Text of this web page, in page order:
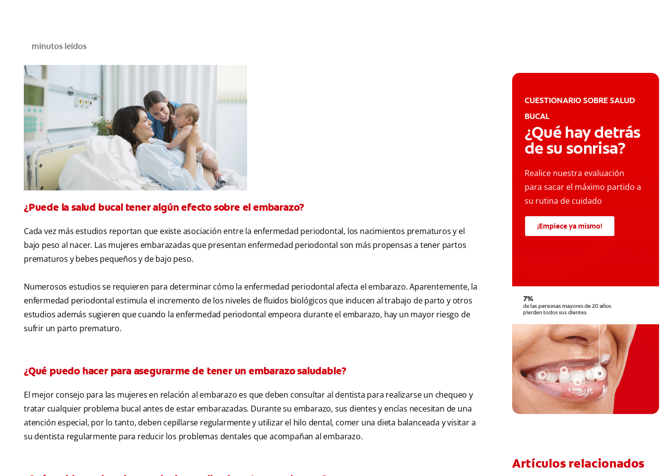
minutos leídos
¿Puede la salud bucal tener algún efecto sobre el embarazo?
Cada vez más estudios reportan que existe asociación entre la enfermedad periodontal, los nacimientos prematuros y el
bajo peso al nacer. Las mujeres embarazadas que presentan enfermedad periodontal son más propensas a tener partos
prematuros y bebes pequeños y de bajo peso.
Numerosos estudios se requieren para determinar cómo la enfermedad periodontal afecta el embarazo. Aparentemente, la
enfermedad periodontal estimula el incremento de los niveles de fluidos biológicos que inducen al trabajo de parto y otros
estudios además sugieren que cuando la enfermedad periodontal empeora durante el embarazo, hay un mayor riesgo de
sufrir un parto prematuro.
¿Qué puedo hacer para asegurarme de tener un embarazo saludable?
El mejor consejo para las mujeres en relación al embarazo es que deben consultar al dentista para realizarse un chequeo y
tratar cualquier problema bucal antes de estar embarazadas. Durante su embarazo, sus dientes y encías necesitan de una
atención especial, por lo tanto, deben cepillarse regularmente y utilizar el hilo dental, comer una dieta balanceada y visitar a
su dentista regularmente para reducir los problemas dentales que acompañan al embarazo.
CUESTIONARIO SOBRE SALUD
BUCAL
¿Qué hay detrás
de su sonrisa?
Realice nuestra evaluación
para sacar el máximo partido a
su rutina de cuidado
¡Empiece ya mismo!
Artículos relacionados